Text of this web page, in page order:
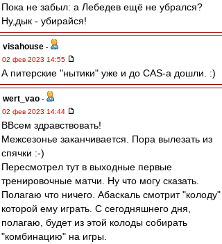
Пока не забыл: а Лебедев ещё не убрался?
Ну,дык - убирайся!
visahouse -
02 фев 2023 14:55
А питерские "нытики" уже и до CAS-а дошли. :)
wert_vao -
02 фев 2023 14:44
ВВсем здравствовать!
Межсезонье заканчивается. Пора вылезать из
спячки :-)
Пересмотрел тут в выходные первые
тренировочные матчи. Ну что могу сказать.
Полагаю что ничего. Абаскаль смотрит "колоду"
которой ему играть. С сегодняшнего дня,
полагаю, будет из этой колоды собирать
"комбинацию" на игры.